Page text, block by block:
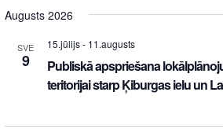
date.
Augusts 2026
SVE
9
15.jūlijs- 11.augusts
Publiskā apspriešana
teritorijai starp Ķiburgas ielu un